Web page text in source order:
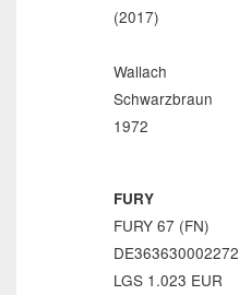
(2017)
Wallach
Schwarzbraun
1972
FURY
FURY 67 (FN)
DE363630002272
LGS 1.023 EUR